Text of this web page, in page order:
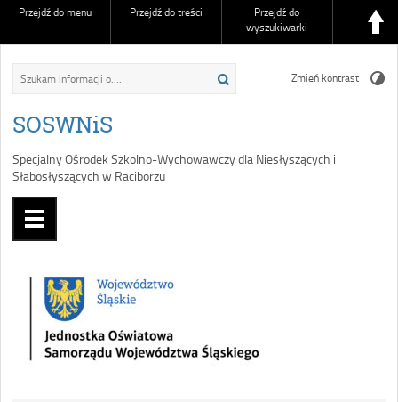
Przejdź do menu Przejdź do treści
Przejdź do
wyszukiwarki
SOSWNiS
Specjalny Ośrodek Szkolno-Wychowawczy dla Niesłyszących i
Słabosłyszących w Raciborzu
Zmień kontrast